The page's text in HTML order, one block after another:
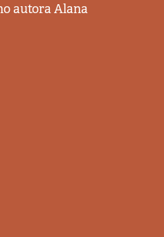
autora Alana